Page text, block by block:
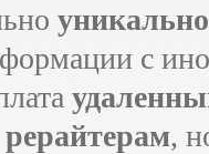
с
рерайтерам,